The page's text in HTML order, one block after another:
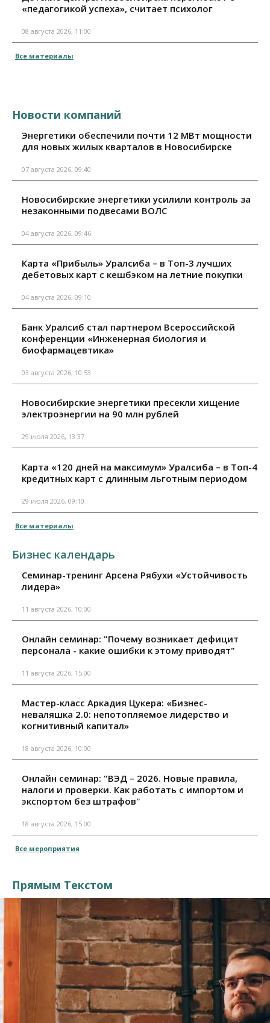
«педагогикой успеха», считает психолог
08 августа 2026, 11:00
Все материалы
Новости компаний
Энергетики обеспечили почти 12 МВт мощности
для новых жилых кварталов в Новосибирске
07 августа 2026, 09:40
Новосибирские энергетики усилили контроль за
незаконными подвесами ВОЛС
04 августа 2026, 09:46
Карта «Прибыль» Уралсиба – в Топ-3 лучших
дебетовых карт с кешбэком на летние покупки
04 августа 2026, 09:10
Банк Уралсиб стал партнером Всероссийской
конференции «Инженерная биология и
биофармацевтика»
03 августа 2026, 10:53
Новосибирские энергетики пресекли хищение
электроэнергии на 90 млн рублей
29 июля 2026, 13:37
Карта «120 дней на максимум» Уралсиба – в Топ-4
кредитных карт с длинным льготным периодом
29 июля 2026, 09:10
Все материалы
Бизнес календарь
Семинар-тренинг Арсена Рябухи «Устойчивость
лидера»
11 августа 2026, 10:00
Онлайн семинар: "Почему возникает дефицит
персонала - какие ошибки к этому приводят"
11 августа 2026, 15:00
Мастер-класс Аркадия Цукера: «Бизнес-
неваляшка 2.0: непотопляемое лидерство и
когнитивный капитал»
18 августа 2026, 10:00
Онлайн семинар: "ВЭД – 2026. Новые правила,
налоги и проверки. Как работать с импортом и
экспортом без штрафов"
18 августа 2026, 15:00
Все мероприятия
Прямым Текстом